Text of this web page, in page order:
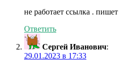
не работает ссылка . пишет
Ответить
Сергей Иванович:
29.01.2023 в 17:33